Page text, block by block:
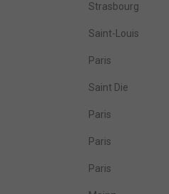
Strasbourg
Saint-Louis
Paris
Saint Die
Paris
Paris
Paris